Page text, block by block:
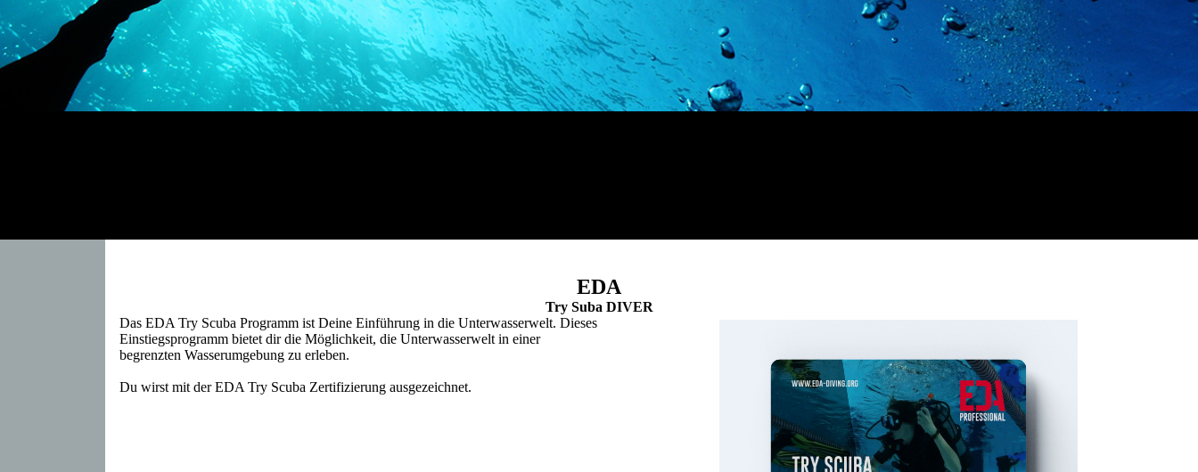
EDA
Try Suba DIVER
Das EDA Try Scuba Programm ist Deine Einführung in die Unterwasserwelt. Dieses
Einstiegsprogramm bietet dir die Möglichkeit, die Unterwasserwelt in einer
begrenzten Wasserumgebung zu erleben.
Du wirst mit der EDA Try Scuba Zertifizierung ausgezeichnet.